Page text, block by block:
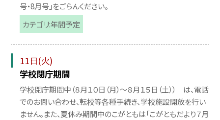
号・8月号」をごらんください。
カテゴリ:年間予定
11日(火)
学校閉庁期間
学校閉庁期間中（８月１０日（月）〜８月１５日（土）） は、電話
でのお問い合わせ、転校等各種手続き、学校施設開放を行い
ません。また、夏休み期間中のこがともは「こがともだより７月